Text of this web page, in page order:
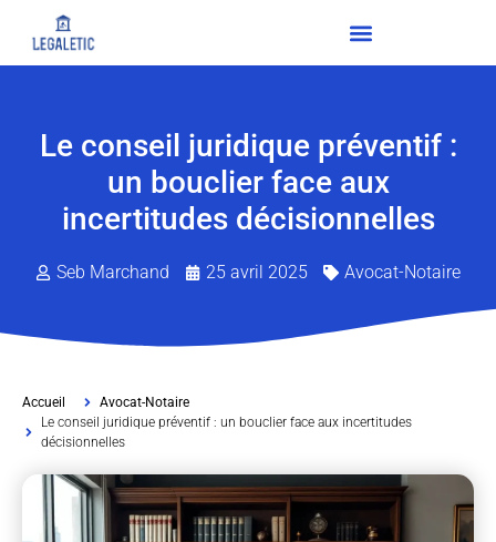
Le conseil juridique préventif :
un bouclier face aux
incertitudes décisionnelles
Seb Marchand 25 avril 2025 Avocat-Notaire
Accueil
Avocat-Notaire
Le conseil juridique préventif : un bouclier face aux incertitudes
décisionnelles